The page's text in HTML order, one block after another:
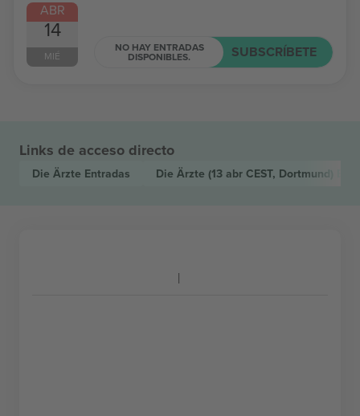
ABR
14
MIÉ
NO HAY ENTRADAS
DISPONIBLES. SUBSCRÍBETE
Links de acceso directo
Die Ärzte Entradas Die Ärzte (13 abr CEST, Dortmund)